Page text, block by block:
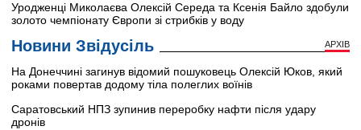
Уродженці Миколаєва Олексій Середа та Ксенія Байло здобули
золото чемпіонату Європи зі стрибків у воду
Новини Звідусіль АРХІВ
На Донеччині загинув відомий пошуковець Олексій Юков, який
роками повертав додому тіла полеглих воїнів
Саратовський НПЗ зупинив переробку нафти після удару
дронів